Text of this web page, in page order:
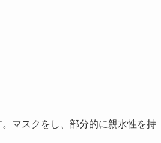
マスクをし、部分的に親水性を持